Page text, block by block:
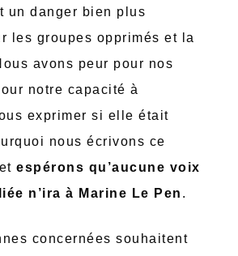
un danger bien plus
les groupes opprimés et la
avons peur pour nos
notre capacité à
exprimer si elle était
nous écrivons ce
espérons qu’aucune voix
n’ira à Marine Le Pen .
concernées souhaitent